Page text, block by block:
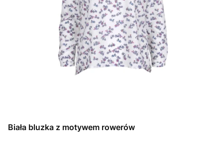
Biała bluzka z motywem rowerów